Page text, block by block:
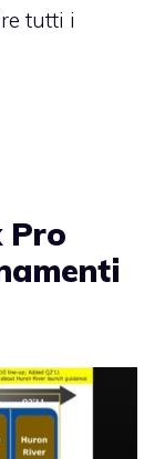
tutti i
Pro